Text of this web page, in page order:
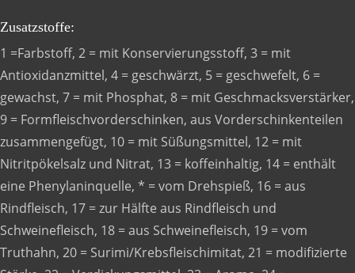
Zusatzstoffe:
1 =Farbstoff, 2 = mit Konservierungsstoff, 3 = mit
Antioxidanzmittel, 4 = geschwärzt, 5 = geschwefelt, 6 =
gewachst, 7 = mit Phosphat, 8 = mit Geschmacksverstärker,
9 = Formfleischvorderschinken, aus Vorderschinkenteilen
zusammengefügt, 10 = mit Süßungsmittel, 12 = mit
Nitritpökelsalz und Nitrat, 13 = koffeinhaltig, 14 = enthält
eine Phenylaninquelle, * = vom Drehspieß, 16 = aus
Rindfleisch, 17 = zur Hälfte aus Rindfleisch und
Schweinefleisch, 18 = aus Schweinefleisch, 19 = vom
Truthahn, 20 = Surimi/Krebsfleischimitat, 21 = modifizierte